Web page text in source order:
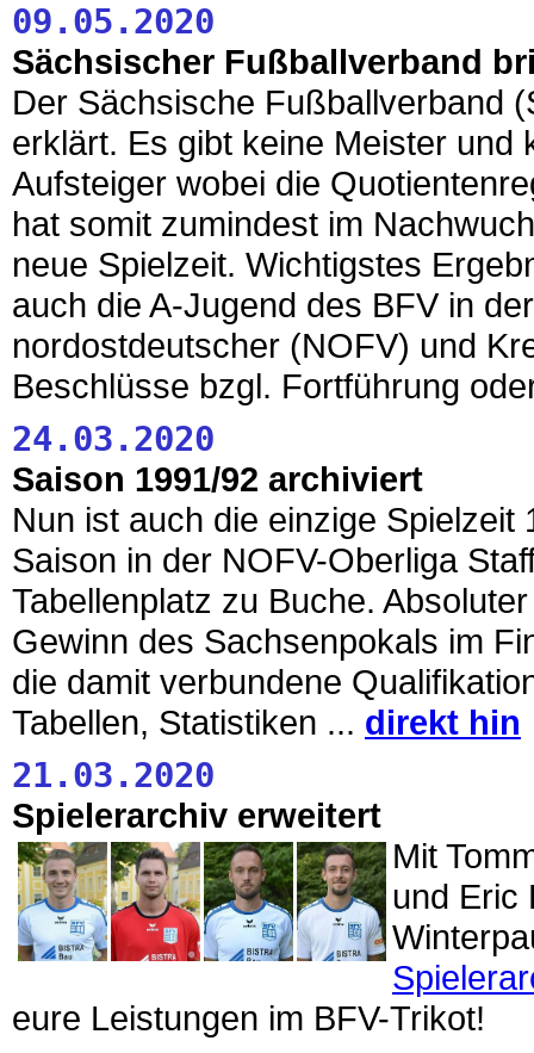
09.05.2020
Sächsischer Fußballverband
Der Sächsische Fußballverband
erklärt. Es gibt keine Meister und
Aufsteiger wobei die
hat somit zumindest im
neue Spielzeit. Wichtigstes
auch die A-Jugend des BFV in
nordostdeutscher (NOFV) und
Beschlüsse bzgl. Fortführung
24.03.2020
Saison 1991/92 archiviert
Nun ist auch die einzige
Saison in der NOFV-Oberliga
Tabellenplatz zu Buche.
Gewinn des Sachsenpokals im
die damit verbundene
Tabellen, Statistiken ... direkt hin
21.03.2020
Spielerarchiv erweitert
Mit
und Eric
eure Leistungen im BFV-Trikot!